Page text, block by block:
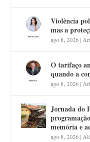
Violência
mas a
ago 8, 2026|
O tarifaço
quando a
ago 8, 2026|
Jornada do
memória e
ago 8, 2026|